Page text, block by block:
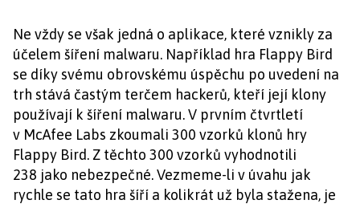
Ne vždy se však jedná o aplikace, které vznikly za
účelem šíření malwaru. Například hra Flappy Bird
se díky svému obrovskému úspěchu po uvedení na
trh stává častým terčem hackerů, kteří její klony
používají k šíření malwaru. V prvním čtvrtletí
v McAfee Labs zkoumali 300 vzorků klonů hry
Flappy Bird. Z těchto 300 vzorků vyhodnotili
238 jako nebezpečné. Vezmeme-li v úvahu jak
rychle se tato hra šíří a kolikrát už byla stažena, je